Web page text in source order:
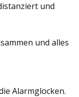
und
und alles
Alarmglocken.